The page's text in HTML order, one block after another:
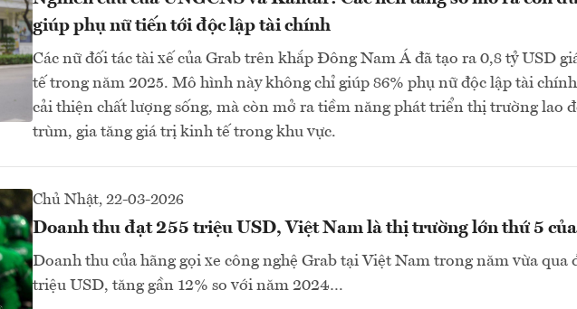
giúp phụ nữ tiến tới độc lập tài chính
Các nữ đối tác tài xế của Grab trên khắp Đông Nam Á đã tạo ra 0,8 tỷ USD
tế trong năm 2025. Mô hình này không chỉ giúp 86% phụ nữ độc lập tài
cải thiện chất lượng sống, mà còn mở ra tiềm năng phát triển thị trường lao
trùm, gia tăng giá trị kinh tế trong khu vực.
Chủ Nhật, 22-03-2026
Doanh thu đạt 255 triệu USD, Việt Nam là thị trường lớn thứ 5
Doanh thu của hãng gọi xe công nghệ Grab tại Việt Nam trong năm vừa qua
triệu USD, tăng gần 12% so với năm 2024…